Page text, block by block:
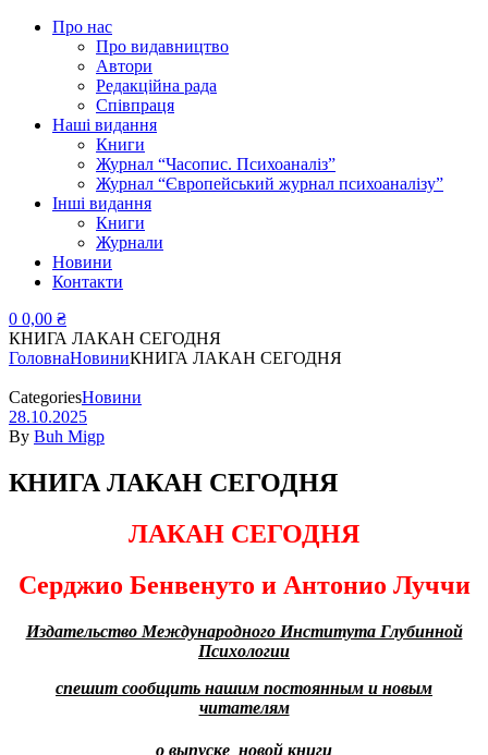
Про нас
Про видавництво
Автори
Редакційна рада
Співпраця
Наші видання
Книги
Журнал “Часопис. Психоаналіз”
Журнал “Європейський журнал психоаналізу”
Інші видання
Книги
Журнали
Новини
Контакти
0 0,00 ₴
КНИГА ЛАКАН СЕГОДНЯ
ГоловнаНовиниКНИГА ЛАКАН СЕГОДНЯ
CategoriesНовини
28.10.2025
By Buh Migp
КНИГА ЛАКАН СЕГОДНЯ
ЛАКАН СЕГОДНЯ
Серджио Бенвенуто и Антонио Луччи
Издательство Международного Института Глубинной
Психологии
спешит сообщить нашим постоянным и новым
читателям
о выпуске новой книги